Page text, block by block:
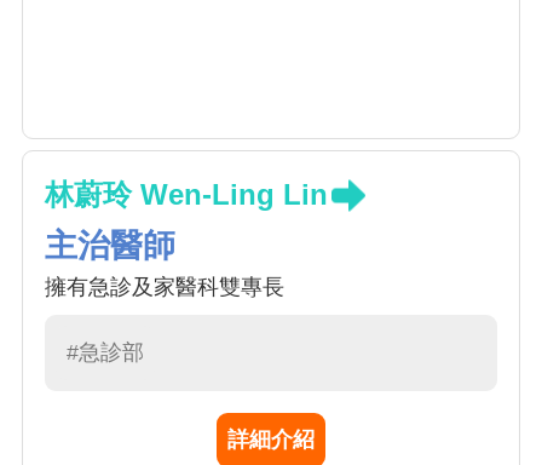
林蔚玲 Wen-Ling Lin
主治醫師
擁有急診及家醫科雙專長
#急診部
詳細介紹